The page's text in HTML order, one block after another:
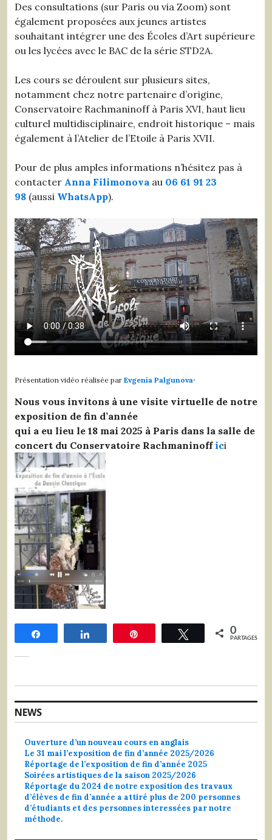
Des consultations (sur Paris ou via Zoom) sont
également proposées aux jeunes artistes
souhaitant intégrer une des Écoles d’Art supérieure
ou les lycées avec le BAC de la série STD2A.
Les cours se déroulent sur plusieurs sites,
notamment chez notre partenaire d’origine,
Conservatoire Rachmaninoff à Paris XVI, haut lieu
culturel multidisciplinaire, endroit historique – mais
également à l’Atelier de l’Etoile à Paris XVII.
Pour de plus amples informations n’hésitez pas à
contacter Anna Filimonova au 06 61 91 23
98 (aussi WhatsApp).
Présentation vidéo réalisée par Evgenia Palgunova.
Nous vous invitons à une visite virtuelle de notre
exposition de fin d’année
qui a eu lieu le 18 mai 2025 à Paris dans la salle de
concert du Conservatoire Rachmaninoff ici
Tweet 0
PARTAGES
NEWS
Ouverture d’un nouveau cours en anglais
Le 31 mai l’exposition de fin d’année 2025/2026
Réportage de l’exposition de fin d’année 2025
Soirées artistiques de la saison 2025/2026
Réportage du 2024 de notre exposition des travaux
d’élèves de fin d’année a attiré plus de 200 personnes
d’étudiants et des personnes interessées par notre
méthode.